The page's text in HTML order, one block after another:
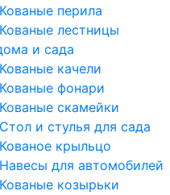
Кованые перила
Кованые лестницы
и сада
Кованые качели
Кованые фонари
Кованые скамейки
Стол и стулья для сада
Кованое крыльцо
Навесы для автомобилей
Кованые козырьки